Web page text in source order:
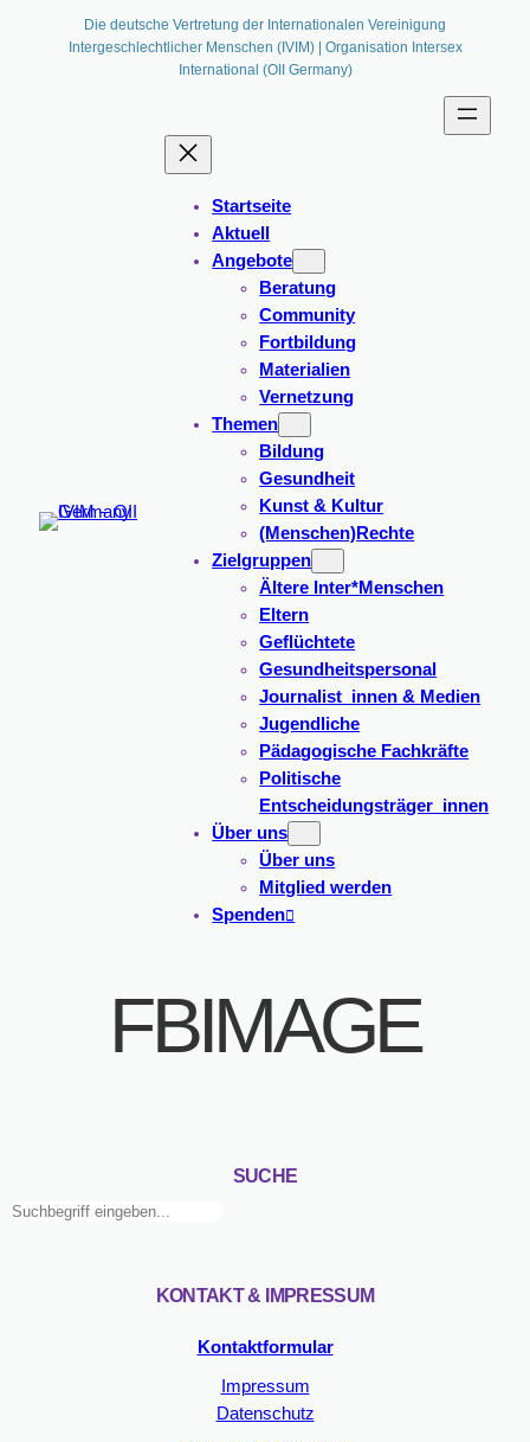
Die deutsche Vertretung der Internationalen Vereinigung
Intergeschlechtlicher Menschen (IVIM) | Organisation Intersex
International (OII Germany)
Startseite
Aktuell
Angebote
Beratung
Community
Fortbildung
Materialien
Vernetzung
Themen
Bildung
Gesundheit
Kunst & Kultur
(Menschen)Rechte
Zielgruppen
Ältere Inter*Menschen
Eltern
Geflüchtete
Gesundheitspersonal
Journalist_innen & Medien
Jugendliche
Pädagogische Fachkräfte
Politische
Entscheidungsträger_innen
Über uns
Über uns
Mitglied werden
Spenden
FBIMAGE
SUCHE
Suchen
KONTAKT & IMPRESSUM
Kontaktformular
Impressum
Datenschutz